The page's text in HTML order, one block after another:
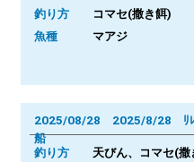
釣り方
コマセ(撒き餌)
魚種 マアジ
2025/08/28 2025/8/28 ﾘﾚ
船
釣り方 天びん、コマセ(撒